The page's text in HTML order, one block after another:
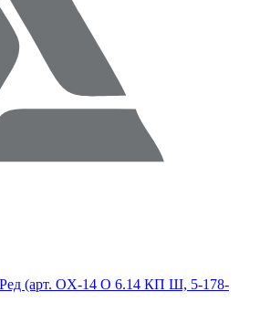
(арт. OX-14 O 6.14 КП Ш, 5-178-